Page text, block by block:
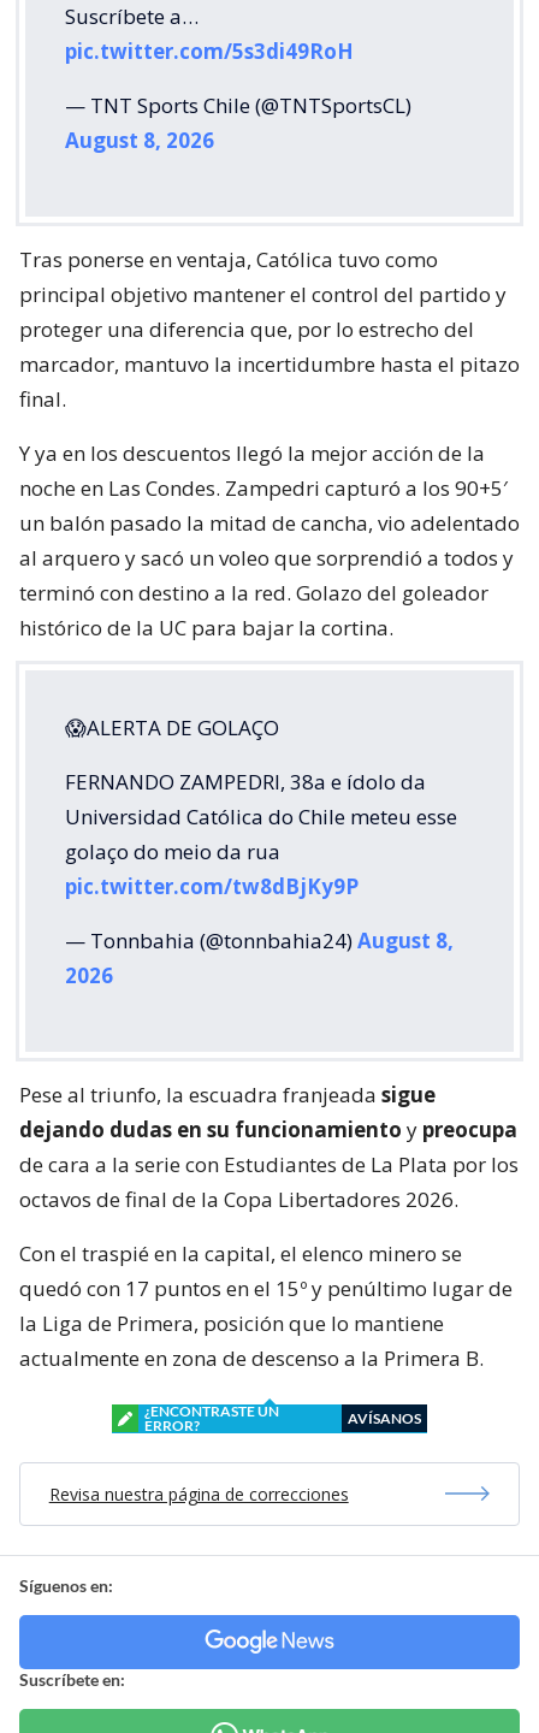
Suscríbete a…
pic.twitter.com/5s3di49RoH
— TNT Sports Chile (@TNTSportsCL)
August 8, 2026
Tras ponerse en ventaja, Católica tuvo como
principal objetivo mantener el control del partido y
proteger una diferencia que, por lo estrecho del
marcador, mantuvo la incertidumbre hasta el pitazo
final.
Y ya en los descuentos llegó la mejor acción de la
noche en Las Condes. Zampedri capturó a los 90+5′
un balón pasado la mitad de cancha, vio adelentado
al arquero y sacó un voleo que sorprendió a todos y
terminó con destino a la red. Golazo del goleador
histórico de la UC para bajar la cortina.
😱ALERTA DE GOLAÇO
FERNANDO ZAMPEDRI, 38a e ídolo da
Universidad Católica do Chile meteu esse
golaço do meio da rua
pic.twitter.com/tw8dBjKy9P
— Tonnbahia (@tonnbahia24)August 8,
2026
Pese al triunfo, la escuadra franjeada sigue
dejando dudas en su funcionamiento y preocupa
de cara a la serie con Estudiantes de La Plata por los
octavos de final de la Copa Libertadores 2026.
Con el traspié en la capital, el elenco minero se
quedó con 17 puntos en el 15º y penúltimo lugar de
la Liga de Primera, posición que lo mantiene
actualmente en zona de descenso a la Primera B.
¿ENCONTRASTE UN
ERROR?
AVÍSANOS
Revisa nuestra página de correcciones
Síguenos en:
Suscríbete en: